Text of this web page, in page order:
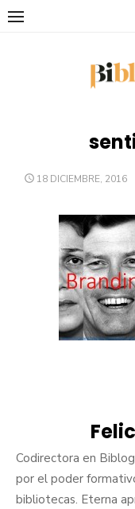
Saltar
PUBLICADO
18 DICIEMBRE, 2016
Codirectora en
por el poder
bibliotecas. Eterna